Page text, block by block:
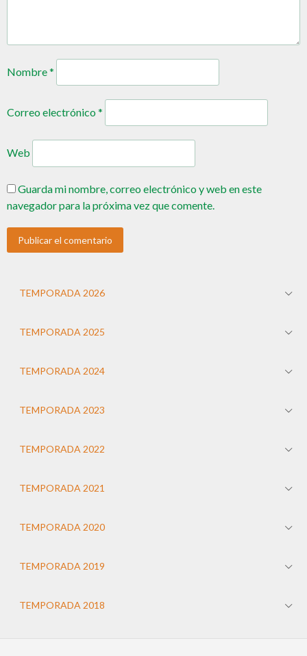
Nombre*
Correo electrónico*
Web
Guarda mi nombre, correo electrónico y web en este
navegador para la próxima vez que comente.
TEMPORADA 2026
TEMPORADA 2025
TEMPORADA 2024
TEMPORADA 2023
TEMPORADA 2022
TEMPORADA 2021
TEMPORADA 2020
TEMPORADA 2019
TEMPORADA 2018